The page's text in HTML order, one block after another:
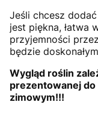
Jeśli chcesz
jest piękna, łatwa
przyjemności
będzie
Wygląd roślin
prezentowanej
zimowym!!!